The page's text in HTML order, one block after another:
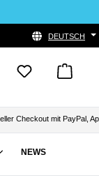
DEUTSCH
mit PayPal, Apple
NEWS